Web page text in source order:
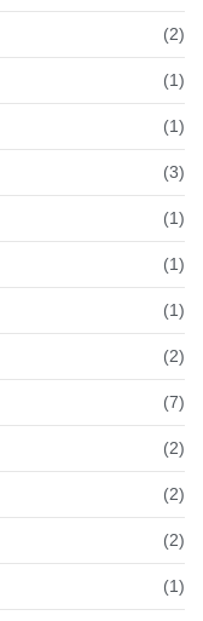
(2)
(1)
(1)
(3)
(1)
(1)
(1)
(2)
(7)
(2)
(2)
(2)
(1)